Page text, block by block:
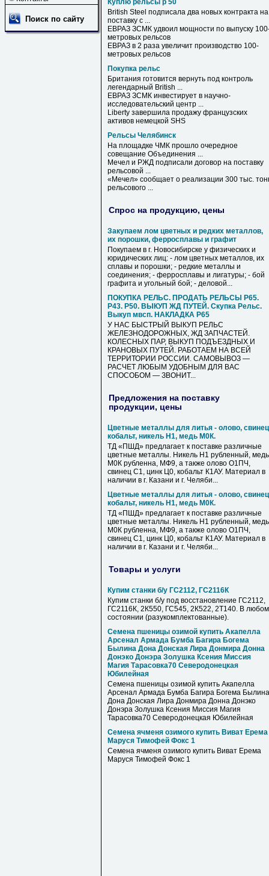
Поиск по сайту
Куплю рельсы р 50
British Steel подписала два новых контракта на
поставку с ...
ЕВРАЗ ЗСМК удвоил мощности по выпуску
метровых рельсов
ЕВРАЗ в 2 раза увеличит производство 100-
метровых рельсов
Покупка рельс
Британия готовится вернуть под контроль
легендарный British ...
ЕВРАЗ ЗСМК инвестирует в научно-
исследовательский центр ...
Liberty завершила продажу французских
активов немецкой SHS
Рельсы Челябинск
На площадке ЧМК прошло очередное
совещание Объединения ...
Мечел и РЖД подписали договор на поставку
рельсовой ...
«Мечел» сообщает о реализации 300 тыс.
рельсового ...
Спрос на продукцию, цены
Закупаем лом цветных и редких металлов,
их порошки, ферросплавы и графит
Покупаем в г. Новосибирске у физических и
юридических лиц: - лом цветных металлов, их
сплавы и порошки; - редкие металлы и
соединения; - ферросплавы и лигатуры; - бой
графита и угольный бой; - деловой...
ПОКУПКА РЕЛЬС. ПРОДАТЬ РЕЛЬСЫ Р65.
Р43. Р50. ВЫКУП ЖД ПУТЕЙ. Скупка Рельс.
Выкуп мвсп. НАКЛАДКА Р65
У НАС БЫСТРЫЙ ВЫКУП РЕЛЬС
ЖЕЛЕЗНОДОРОЖНЫХ, ЖД ЗАПЧАСТЕЙ.
КОЛЕСНЫХ ПАР, ВЫКУП ПОДЪЕЗДНЫХ И
КРАНОВЫХ ПУТЕЙ. РАБОТАЕМ НА ВСЕЙ
ТЕРРИТОРИИ РОССИИ. САМОВЫВОЗ —
РАСЧЕТ ЛЮБЫМ УДОБНЫМ ДЛЯ ВАС
СПОСОБОМ — ЗВОНИТ...
Предложения на поставку
продукции, цены
Цветные металлы для литья - олово,
кобальт, никель Н1, медь М0К.
ТД «ПШД» предлагает к поставке различные
цветные металлы. Никель Н1 рубленный, медь
М0К рубленна, МФ9, а также олово О1ПЧ,
свинец С1, цинк Ц0, кобальт К1АУ. Материал в
наличии в г. Казани и г. Челяби...
Цветные металлы для литья - олово,
кобальт, никель Н1, медь М0К.
ТД «ПШД» предлагает к поставке различные
цветные металлы. Никель Н1 рубленный, медь
М0К рубленна, МФ9, а также олово О1ПЧ,
свинец С1, цинк Ц0, кобальт К1АУ. Материал в
наличии в г. Казани и г. Челяби...
Товары и услуги
Купим станки б/у ГС2112, ГС2116К
Купим станки б/у под восстановление ГС2112,
ГС2116К, 2К550, ГС545, 2К522, 2Т140. В любом
состоянии (разукомплектованные).
Семена пшеницы озимой купить Акапелла
Арсенал Армада Бумба Багира Богема
Былина Дона Донская Лира Донмира Донна
Донэко Донэра Золушка Ксения Миссия
Магия Тарасовка70 Северодонецкая
Юбилейная
Семена пшеницы озимой купить Акапелла
Арсенал Армада Бумба Багира Богема Былина
Дона Донская Лира Донмира Донна Донэко
Донэра Золушка Ксения Миссия Магия
Тарасовка70 Северодонецкая Юбилейная
Семена ячменя озимого купить Виват Ерема
Маруся Тимофей Фокс 1
Семена ячменя озимого купить Виват Ерема
Маруся Тимофей Фокс 1